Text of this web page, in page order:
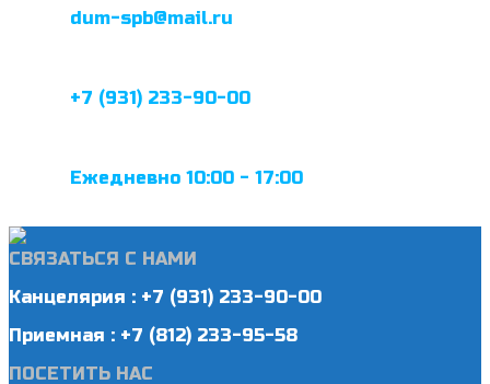
dum-spb@mail.ru
+7 (931) 233-90-00
Ежедневно 10:00 - 17:00
СВЯЗАТЬСЯ С НАМИ
Канцелярия : +7 (931) 233-90-00
Приемная : +7 (812) 233-95-58
ПОСЕТИТЬ НАС